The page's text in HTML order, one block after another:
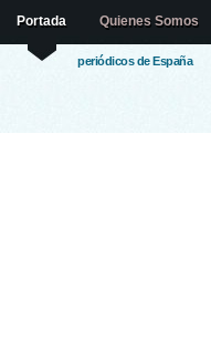
periódicos de España
Portada Quienes Somos